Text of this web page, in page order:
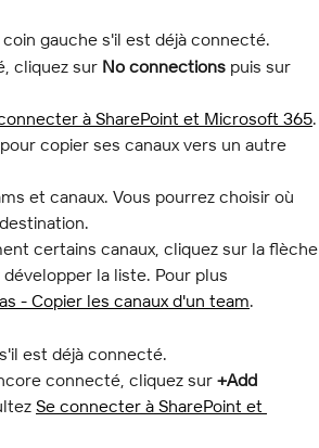
gauche s'il est déjà connecté.
cliquez sur No connections puis sur
à SharePoint et Microsoft 365.
copier ses canaux vers un autre
et canaux. Vous pourrez choisir où
certains canaux, cliquez sur la flèche
la liste. Pour plus
- Copier les canaux d'un team.
est déjà connecté.
connecté, cliquez sur +Add
Se connecter à SharePoint et